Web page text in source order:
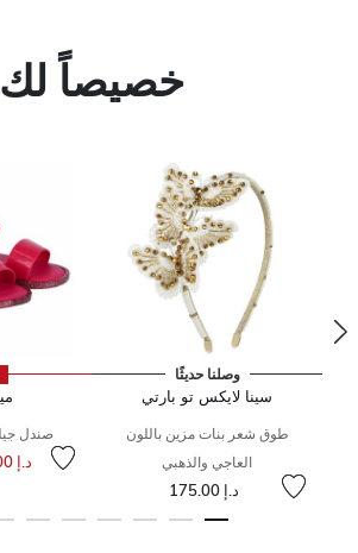
خصيصاً لك
وصلنا حديثًا
سينا لايكس تو بارتي
طوق شعر بنات مزين باللون
العاجي والذهبي
د.إ 175.00
صندل
د.إ 189.00